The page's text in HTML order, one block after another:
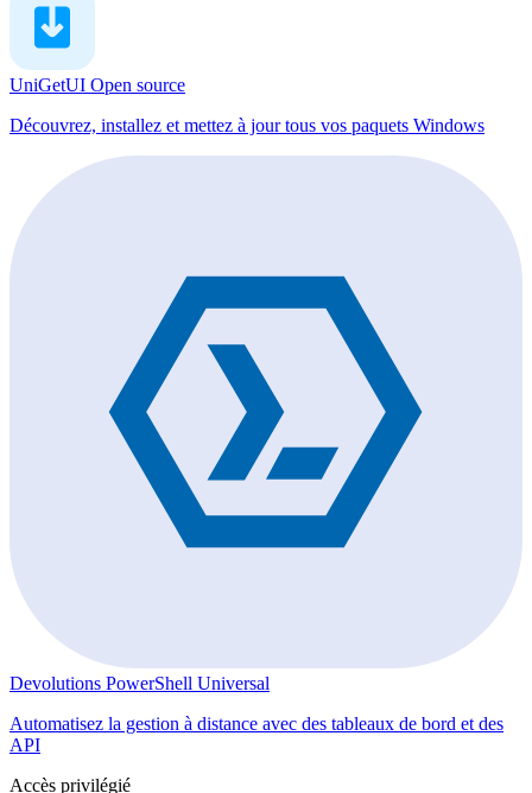
UniGetUI Open source
Découvrez, installez et mettez à jour tous vos paquets Windows
Devolutions PowerShell Universal
Automatisez la gestion à distance avec des tableaux de bord et des
API
Accès privilégié